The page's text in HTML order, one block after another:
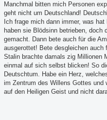
Manchmal bitten mich Personen
geht nicht um Deutschland!
Ich frage mich dann immer, was
haben sie Blödsinn betrieben, doch
gemacht. Dann bete auch für die
ausgerottet! Bete desgleichen auch
Stalin brachte damals zig Millionen
einmal auf sich selbst blicken! So
Deutschtum. Habe ein Herz,
im Zentrum des Willens Gottes und
auf den Heiligen Geist und nicht